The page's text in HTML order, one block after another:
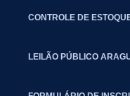
CONTROLE DE
LEILÃO PÚBLICO